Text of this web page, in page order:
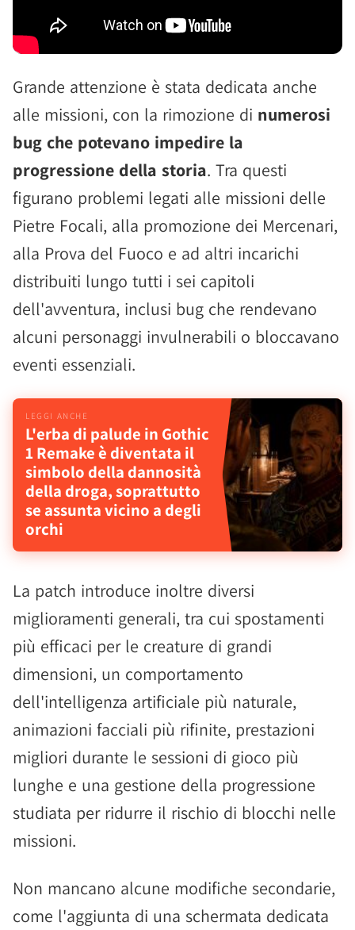
Grande attenzione è stata dedicata anche
alle missioni, con la rimozione di numerosi
bug che potevano impedire la
progressione della storia. Tra questi
figurano problemi legati alle missioni delle
Pietre Focali, alla promozione dei Mercenari,
alla Prova del Fuoco e ad altri incarichi
distribuiti lungo tutti i sei capitoli
dell'avventura, inclusi bug che rendevano
alcuni personaggi invulnerabili o bloccavano
eventi essenziali.
L'erba di palude in Gothic
1 Remake è diventata il
simbolo della dannosità
della droga, soprattutto
se assunta vicino a degli
orchi
La patch introduce inoltre diversi
miglioramenti generali, tra cui spostamenti
più efficaci per le creature di grandi
dimensioni, un comportamento
dell'intelligenza artificiale più naturale,
animazioni facciali più rifinite, prestazioni
migliori durante le sessioni di gioco più
lunghe e una gestione della progressione
studiata per ridurre il rischio di blocchi nelle
missioni.
Non mancano alcune modifiche secondarie,
come l'aggiunta di una schermata dedicata